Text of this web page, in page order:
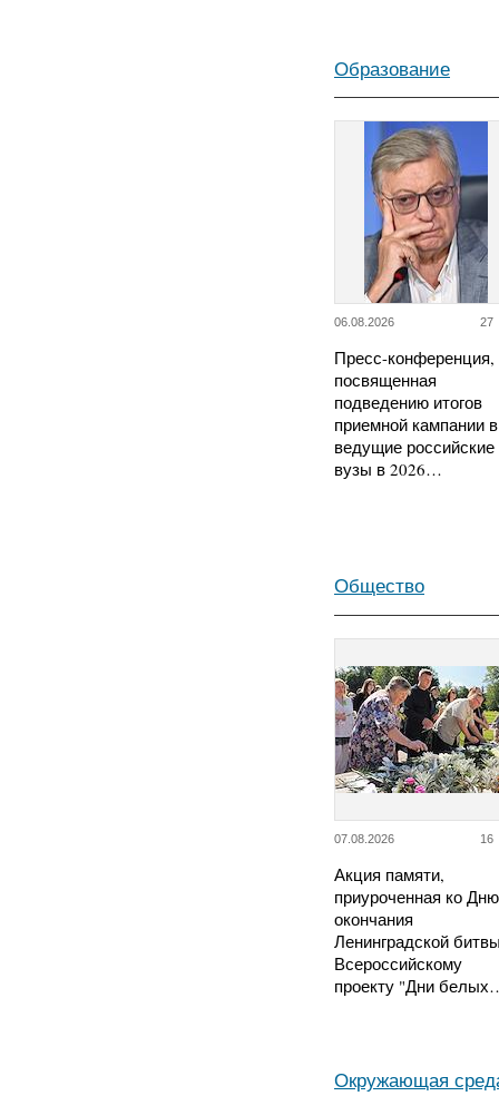
Образование
06.08.2026 27
Пресс-конференция,
посвященная
подведению итогов
приемной кампании в
ведущие российские
вузы в 2026…
Общество
07.08.2026 16
Акция памяти,
приуроченная ко Дню
окончания
Ленинградской
Всероссийскому
проекту "Дни
Окружающая